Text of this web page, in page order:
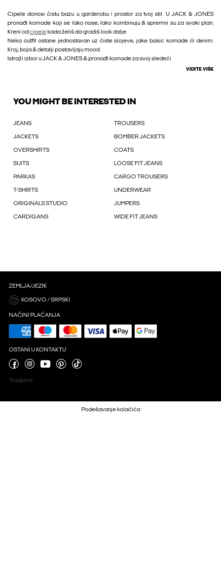
Cipele donosi čistu bazu u garderobu i prostor za tvoj stil. U JACK & JONES
pronađi komade koji se lako nose, lako kombinuju & spremni su za svaki plan.
Kreni od cipele kada želiš da gradiš look dalje.
Neka outfit ostane jednostavan uz čiste slojeve, jake basic komade ili denim.
Kroj, boja & detalji postavljaju mood.
Istraži izbor u JACK & JONES & pronađi komade za svoj sledeći
VIDITE VIŠE
YOU MIGHT BE INTERESTED IN
JEANS TROUSERS
JACKETS BOMBER JACKETS
OVERSHIRTS COATS
SUITS LOOSE FIT JEANS
PARKAS CARGO TROUSERS
T-SHIRTS UNDERWEAR
ORIGINALS STUDIO JUMPERS
CARDIGANS WIDE FIT JEANS
ZEMLJA/JEZIK
KOSOVO / SRPSKI
NAČINI PLAĆANJA
OSTANI U KONTAKTU
Trustpilot
Podešavanje kolačića